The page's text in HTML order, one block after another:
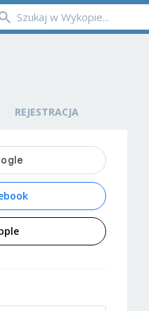
REJESTRACJA